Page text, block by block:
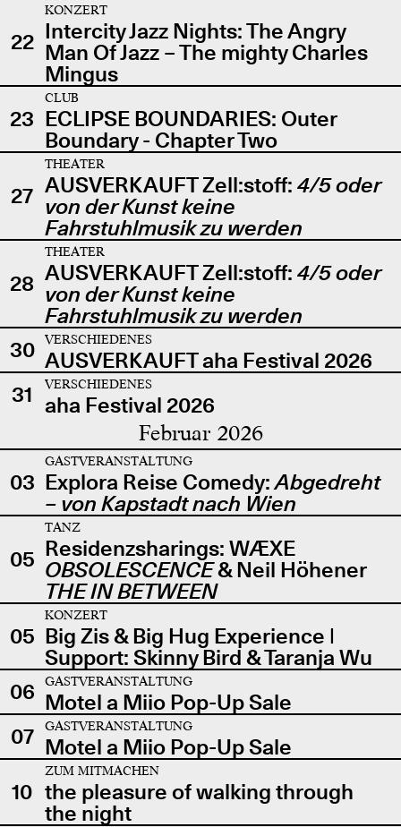
22
KONZERT
Intercity Jazz Nights: The Angry
Man Of Jazz – The mighty Charles
Mingus
23
CLUB
ECLIPSE BOUNDARIES: Outer
Boundary - Chapter Two
27
THEATER
AUSVERKAUFT Zell:stoff: 4/5 oder
von der Kunst keine
Fahrstuhlmusik zu werden
28
THEATER
AUSVERKAUFT Zell:stoff: 4/5 oder
von der Kunst keine
Fahrstuhlmusik zu werden
30
VERSCHIEDENES
AUSVERKAUFT aha Festival 2026
31
VERSCHIEDENES
aha Festival 2026
Februar 2026
03
GASTVERANSTALTUNG
Explora Reise Comedy:Abgedreht
– von Kapstadt nach Wien
05
TANZ
Residenzsharings: WÆXE
OBSOLESCENCE& Neil Höhener
THE IN BETWEEN
05
KONZERT
Big Zis & Big Hug Experience |
Support: Skinny Bird & Taranja Wu
06
GASTVERANSTALTUNG
Motel a Miio Pop-Up Sale
07
GASTVERANSTALTUNG
Motel a Miio Pop-Up Sale
10
ZUM MITMACHEN
the pleasure of walking through
the night